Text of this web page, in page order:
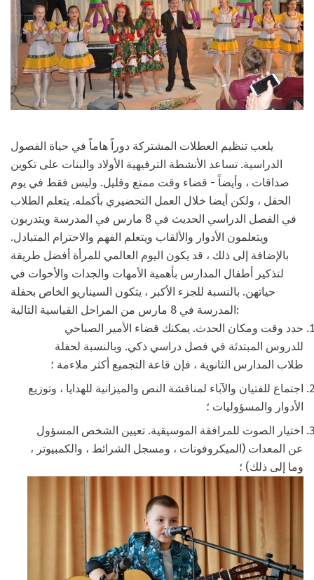
يلعب تنظيم العطلات المشتركة دوراً هاماً في حياة الفصول
الدراسية. تساعد الأنشطة الترفيهية الأولاد والبنات على تكوين
صداقات ، وأيضاً - قضاء وقت ممتع وقليل. وليس فقط في يوم
الحفل ، ولكن أيضا خلال العمل التحضيري بأكمله. يتعلم الطلاب
في الفصل الدراسي الحديث في 8 مارس في المدرسة ويتدربون
ويتعلمون الأدوار والألقاب ويتعلم الفهم والاحترام المتبادل.
بالإضافة إلى ذلك ، قد يكون اليوم العالمي للمرأة أفضل طريقة
لتذكير أطفال المدارس بأهمية الأمهات والجدات والأخوات في
حياتهن. بالنسبة للجزء الأكبر ، يتكون السيناريو الخاص بحفلة
المدرسة في 8 مارس من المراحل القياسية التالية:
حدد وقت ومكان الحدث. يمكنك قضاء الأمير الصباحي
للدروس المبتدئة في فصل دراسي ذكي. وبالنسبة لحفلة
طلاب المدارس الثانوية ، فإن قاعة التجميع أكثر ملاءمة ؛
اجتماع للفتيان والآباء لمناقشة النص والميزانية للهدايا ، وتوزيع
الأدوار والمسؤوليات ؛
اختيار الصوت للمرافقة الموسيقية. تعيين الشخص المسؤول
عن المعدات (الميكروفونات ، ومسجل الشرائط ، والكمبيوتر ،
وما إلى ذلك) ؛